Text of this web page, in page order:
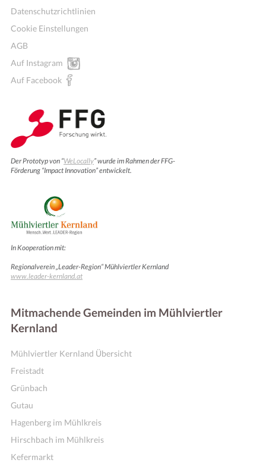
Fitness, Yoga und Co
Kennenlernen & Vernetzen
Datenschutzrichtlinien
Cookie Einstellungen
AGB
Auf Instagram
Auf Facebook
Der Prototyp von “WeLocally” wurde im Rahmen der FFG-
Förderung “Impact Innovation” entwickelt.
In Kooperation mit:
Regionalverein „Leader-Region“ Mühlviertler Kernland
www.leader-kernland.at
Mitmachende Gemeinden im Mühlviertler
Kernland
Mühlviertler Kernland Übersicht
Freistadt
Grünbach
Gutau
Hagenberg im Mühlkreis
Hirschbach im Mühlkreis
Kefermarkt